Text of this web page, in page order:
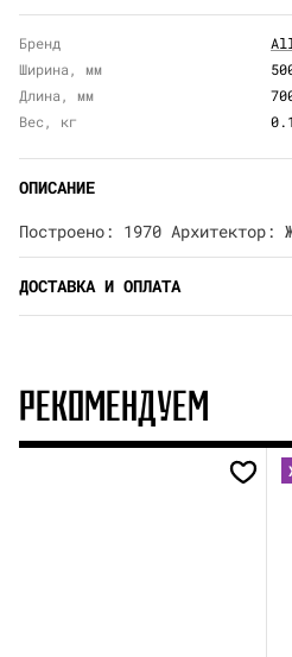
Бренд
Ширина, мм
Длина, мм
Вес, кг
ОПИСАНИЕ
Построено: 1970 Архитектор:
ДОСТАВКА И ОПЛАТА
РЕКОМЕНДУЕМ